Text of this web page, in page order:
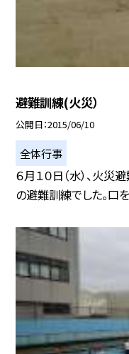
避難訓練(火災）
公開日 2015/06/10
全体行事
６月１０日（水）、火
の避難訓練でした。口